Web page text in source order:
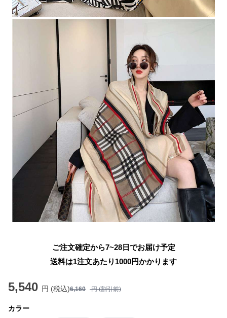
ご注文確定から7~28日でお届け予定
送料は1注文あたり 1000円かかります
5,540 円 (税込)6,160 円 (割引前)
カラー